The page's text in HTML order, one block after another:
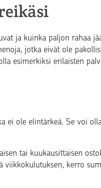
ja kuinka paljon rahaa
jotka eivät ole
esimerkiksi erilaisten
ei ole elintärkeä. Se voi
tai kuukausittaisen
viikkokulutuksen, kerro